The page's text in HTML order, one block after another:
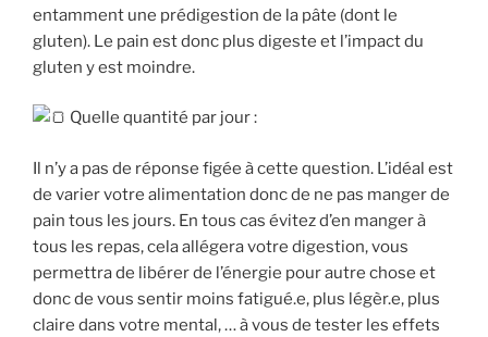
entamment une prédigestion de la pâte (dont le
gluten). Le pain est donc plus digeste et l’impact du
gluten y est moindre.
Quelle quantité par jour :
Il n’y a pas de réponse figée à cette question. L’idéal est
de varier votre alimentation donc de ne pas manger de
pain tous les jours. En tous cas évitez d’en manger à
tous les repas, cela allégera votre digestion, vous
permettra de libérer de l’énergie pour autre chose et
donc de vous sentir moins fatigué.e, plus légèr.e, plus
claire dans votre mental, … à vous de tester les effets